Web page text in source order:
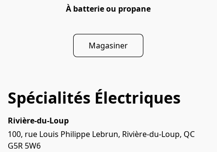
À batterie ou propane
Magasiner
Spécialités Électriques
Rivière-du-Loup
100, rue Louis Philippe Lebrun, Rivière-du-Loup, QC
G5R 5W6